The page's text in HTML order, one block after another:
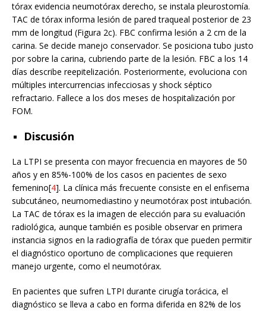
tórax evidencia neumotórax derecho, se instala pleurostomía.
TAC de tórax informa lesión de pared traqueal posterior de 23
mm de longitud (Figura 2c). FBC confirma lesión a 2 cm de la
carina. Se decide manejo conservador. Se posiciona tubo justo
por sobre la carina, cubriendo parte de la lesión. FBC a los 14
días describe reepitelización. Posteriormente, evoluciona con
múltiples intercurrencias infecciosas y shock séptico
refractario. Fallece a los dos meses de hospitalización por
FOM.
Discusión
La LTPI se presenta con mayor frecuencia en mayores de 50
años y en 85%-100% de los casos en pacientes de sexo
femenino[4]. La clínica más frecuente consiste en el enfisema
subcutáneo, neumomediastino y neumotórax post intubación.
La TAC de tórax es la imagen de elección para su evaluación
radiológica, aunque también es posible observar en primera
instancia signos en la radiografía de tórax que pueden permitir
el diagnóstico oportuno de complicaciones que requieren
manejo urgente, como el neumotórax.
En pacientes que sufren LTPI durante cirugía torácica, el
diagnóstico se lleva a cabo en forma diferida en 82% de los